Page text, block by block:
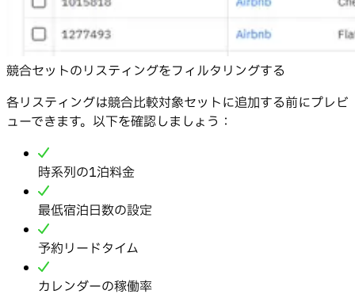
競合セットのリスティングをフィルタリングする
各リスティングは競合比較対象セットに追加する前にプレビ
ューできます。以下を確認しましょう：
時系列の1泊料金
最低宿泊日数の設定
予約リードタイム
カレンダーの稼働率